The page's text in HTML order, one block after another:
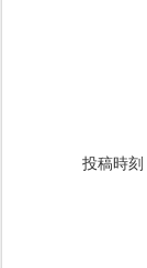
投稿時刻